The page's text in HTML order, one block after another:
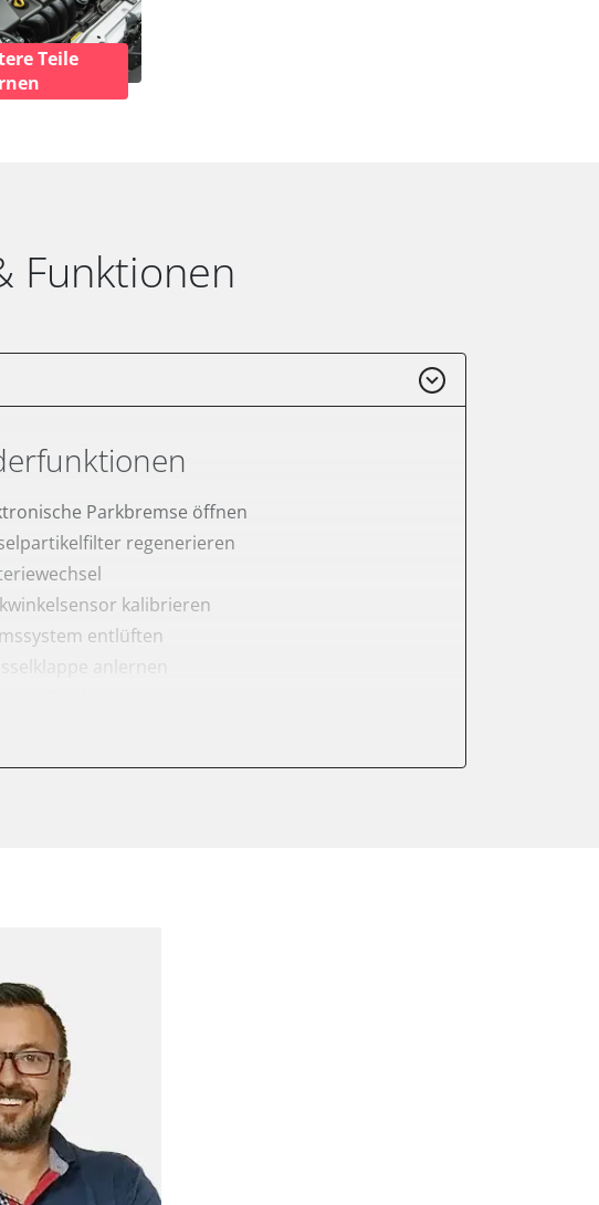
Teile
Funktionen
Parkbremse öffnen
regenerieren
kalibrieren
entlüften
anlernen
wechseln
Sensor anlernen
anlernen
Parkbremse schließen
Adaptionswerte zurücksetzen
einstellen
der Reifendruckvariante